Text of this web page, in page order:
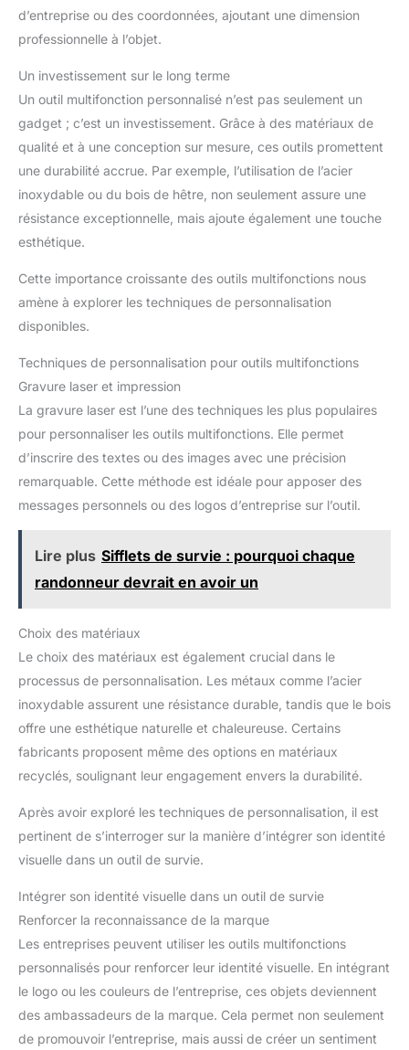
d’entreprise ou des coordonnées, ajoutant une dimension
professionnelle à l’objet.
Un investissement sur le long terme
Un outil multifonction personnalisé n’est pas seulement un
gadget ; c’est un investissement. Grâce à des matériaux de
qualité et à une conception sur mesure, ces outils promettent
une durabilité accrue. Par exemple, l’utilisation de l’acier
inoxydable ou du bois de hêtre, non seulement assure une
résistance exceptionnelle, mais ajoute également une touche
esthétique.
Cette importance croissante des outils multifonctions nous
amène à explorer les techniques de personnalisation
disponibles.
Techniques de personnalisation pour outils multifonctions
Gravure laser et impression
La gravure laser est l’une des techniques les plus populaires
pour personnaliser les outils multifonctions. Elle permet
d’inscrire des textes ou des images avec une précision
remarquable. Cette méthode est idéale pour apposer des
messages personnels ou des logos d’entreprise sur l’outil.
Lire plus Sifflets de survie : pourquoi chaque
randonneur devrait en avoir un
Choix des matériaux
Le choix des matériaux est également crucial dans le
processus de personnalisation. Les métaux comme l’acier
inoxydable assurent une résistance durable, tandis que le bois
offre une esthétique naturelle et chaleureuse. Certains
fabricants proposent même des options en matériaux
recyclés, soulignant leur engagement envers la durabilité.
Après avoir exploré les techniques de personnalisation, il est
pertinent de s’interroger sur la manière d’intégrer son identité
visuelle dans un outil de survie.
Intégrer son identité visuelle dans un outil de survie
Renforcer la reconnaissance de la marque
Les entreprises peuvent utiliser les outils multifonctions
personnalisés pour renforcer leur identité visuelle. En intégrant
le logo ou les couleurs de l’entreprise, ces objets deviennent
des ambassadeurs de la marque. Cela permet non seulement
de promouvoir l’entreprise, mais aussi de créer un sentiment